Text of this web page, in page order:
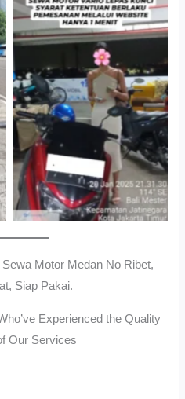
Cityplaza Jatinegara
Gedung Parkir P6ASewa
Motor Medan Sunggal No
Ribet, Proses Kilat, Siap
Pakai.
Motor Medan No Ribet,
Siap Pakai.
Experienced the Quality
Our Services